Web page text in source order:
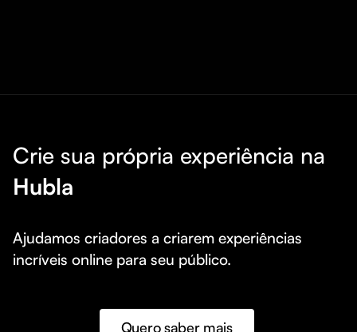
Crie sua própria experiência na
Hubla
Ajudamos criadores a criarem experiências
incríveis online para seu público.
Quero saber mais